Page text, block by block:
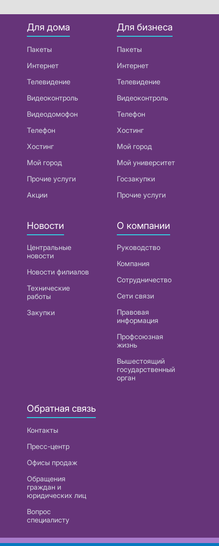
Для дома
Пакеты
Интернет
Телевидение
Видеоконтроль
Видеодомофон
Телефон
Хостинг
Мой город
Прочие услуги
Акции
Для бизнеса
Пакеты
Интернет
Телевидение
Видеоконтроль
Телефон
Хостинг
Мой город
Мой университет
Госзакупки
Прочие услуги
Новости
Центральные
новости
Новости филиалов
Технические
работы
Закупки
О компании
Руководство
Компания
Сотрудничество
Сети связи
Правовая
информация
Профсоюзная
жизнь
Вышестоящий
государственный
орган
Обратная связь
Контакты
Пресс-центр
Офисы продаж
Обращения
граждан и
юридических лиц
Вопрос
специалисту